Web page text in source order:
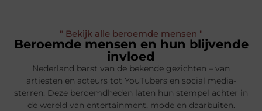
" Bekijk alle beroemde mensen "
Beroemde mensen en hun blijvende
invloed
Nederland barst van de bekende gezichten – van
artiesten en acteurs tot YouTubers en social media-
sterren. Deze beroemdheden laten hun stempel achter in
de wereld van entertainment, mode en daarbuiten.